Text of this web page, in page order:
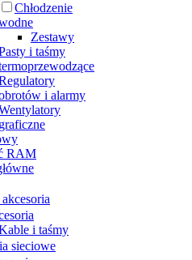
Chłodzenie
Zestawy
i taśmy
i alarmy
RAM
i taśmy
sieciowe